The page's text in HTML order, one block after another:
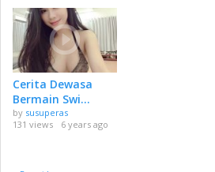
Cerita Dewasa
Bermain Swi...
by susuperas
131 views
6 years ago